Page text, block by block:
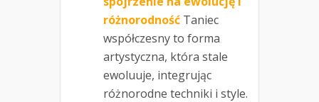
różnorodność Taniec
współczesny to forma
artystyczna, która stale
ewoluuje, integrując
różnorodne techniki i style.